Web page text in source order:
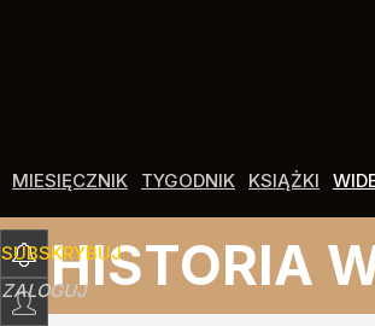
MIESIĘCZNIK TYGODNIK KSIĄŻKI
SUBSKRYBUJ
ZALOGUJHISTORIA